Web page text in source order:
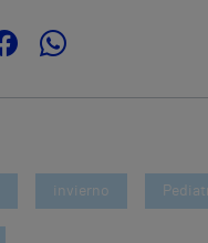
invierno